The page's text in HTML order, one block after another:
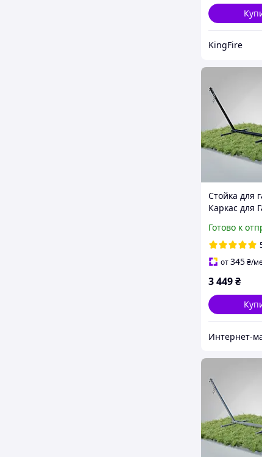
KingFire
Стойка для
Каркас для
мат
Готово к
от345₴/
3 449₴